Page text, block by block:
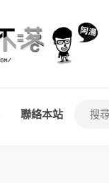
聯絡本站